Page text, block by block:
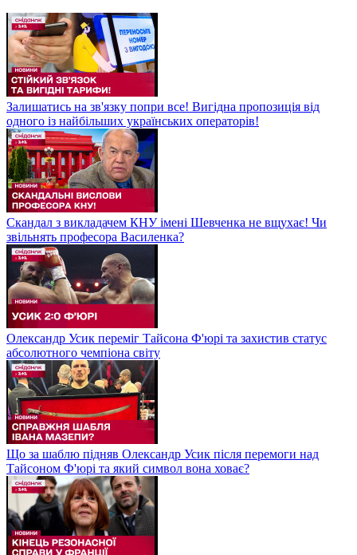
Залишатись на зв'язку попри все! Вигідна пропозиція від
одного із найбільших українських операторів!
Скандал з викладачем КНУ імені Шевченка не вщухає! Чи
звільнять професора Василенка?
Олександр Усик переміг Тайсона Ф'юрі та захистив статус
абсолютного чемпіона світу
Що за шаблю підняв Олександр Усик після перемоги над
Тайсоном Ф'юрі та який символ вона ховає?